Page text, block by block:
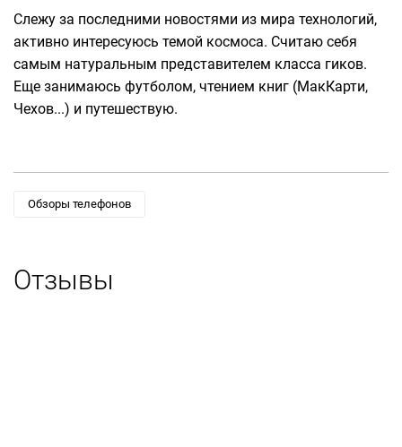
Слежу за последними новостями из мира технологий,
активно интересуюсь темой космоса. Считаю себя
самым натуральным представителем класса гиков.
Еще занимаюсь футболом, чтением книг (МакКарти,
Чехов...) и путешествую.
Обзоры телефонов
Отзывы